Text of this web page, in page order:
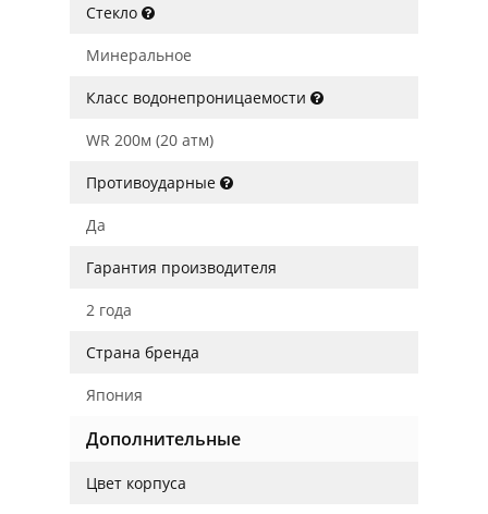
Стекло
Минеральное
Класс водонепроницаемости
WR 200м (20 атм)
Противоударные
Да
Гарантия производителя
2 года
Страна бренда
Япония
Дополнительные
Цвет корпуса